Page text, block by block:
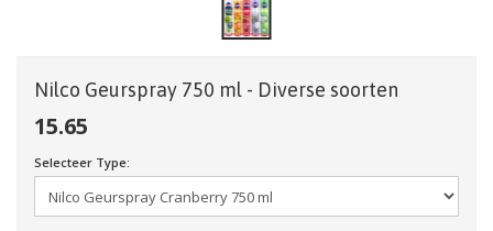
Nilco Geurspray 750 ml - Diverse soorten
15.65
Selecteer Type: